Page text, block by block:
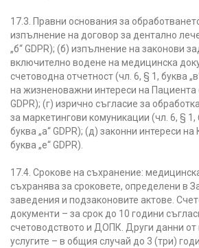
17.3. Правни основания за
изпълнение на договор за дентално
„б“ GDPR); (б) изпълнение на законови
включително водене на медицинска
счетоводна отчетност (чл. 6, § 1, буква
на жизненоважни интереси на Пациента
GDPR); (г) изрично съгласие за
за маркетингови комуникации (чл. 6, § 1,
буква „а“ GDPR); (д) законни интереси
буква „е“ GDPR).
17.4. Срокове на съхранение:
съхранява за сроковете, определени в
заведения и подзаконовите актове.
документи – за срок до 10 години
счетоводството и ДОПК. Други данни от
услугите – в общия случай до 3 (три)